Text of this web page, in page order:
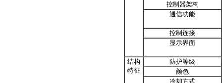
控制器架构
通信功能
控制连接
显示界面
结构
特征
防护等级
颜色
冷却方式